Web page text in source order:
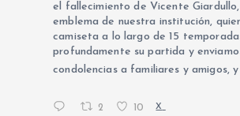
el fallecimiento de Vicente
emblema de nuestra institución,
camiseta a lo largo de 15
profundamente su partida y
condolencias a familiares y amigos, y
2 10 X